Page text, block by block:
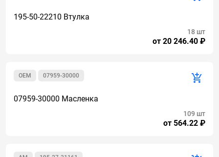
195-50-22210 Втулка
от 20 246.40 ₽
18 шт
07959-30000
OEM
07959-30000 Масленка
от 564.22 ₽
109 шт